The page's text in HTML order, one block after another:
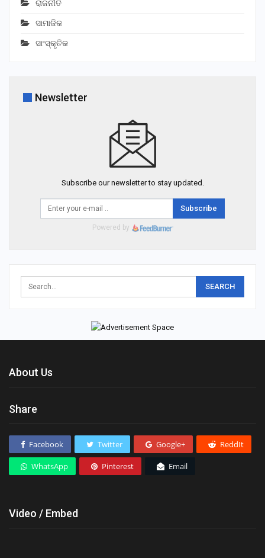
ରାଜନୀତି
ସାମାଜିକ
ସାଂସ୍କୃତିକ
Newsletter
Subscribe our newsletter to stay updated.
Subscribe
Powered by
About Us
Share
Facebook Twitter Google+ ReddIt
WhatsApp Pinterest Email
Video / Embed